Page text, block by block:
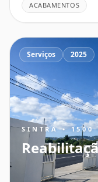
ACABAMENTOS
Serviços 2025
SINTRA • 1500